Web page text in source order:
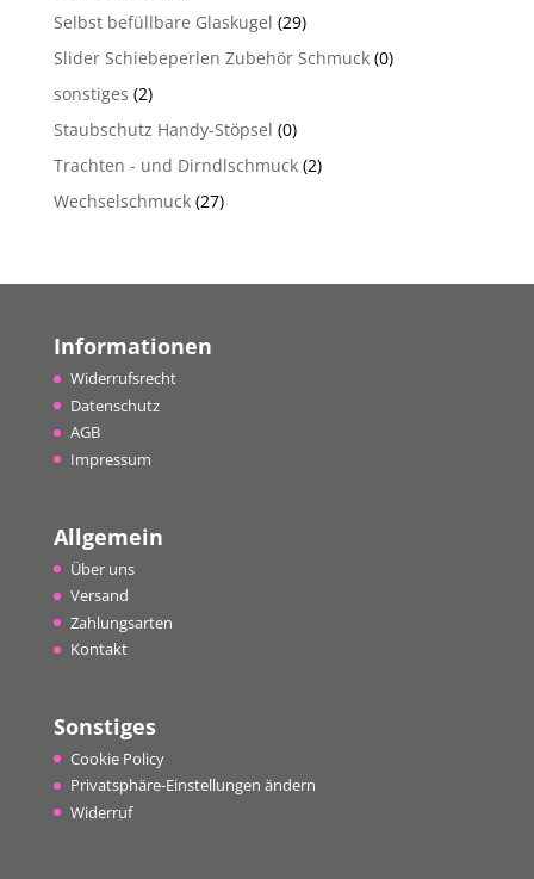
Selbst befüllbare Glaskugel (29)
Slider Schiebeperlen Zubehör Schmuck (0)
sonstiges (2)
Staubschutz Handy-Stöpsel (0)
Trachten - und Dirndlschmuck (2)
Wechselschmuck (27)
Informationen
Widerrufsrecht
Datenschutz
AGB
Impressum
Allgemein
Über uns
Versand
Zahlungsarten
Kontakt
Sonstiges
Cookie Policy
Privatsphäre-Einstellungen ändern
Widerruf